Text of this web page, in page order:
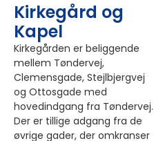
Kirkegård og
Kapel
Kirkegården er beliggende
mellem Tøndervej,
Clemensgade, Stejlbjergvej
og Ottosgade med
hovedindgang fra Tøndervej.
Der er tillige adgang fra de
øvrige gader, der omkranser